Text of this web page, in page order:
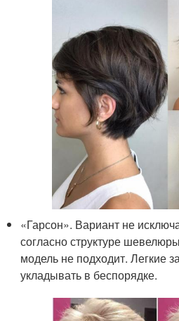
«Гарсон». Вариант не
согласно структуре
модель не подходит. Легкие
укладывать в беспорядке.